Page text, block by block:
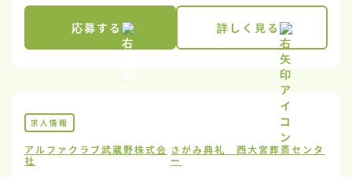
応募する 詳しく見る
求人情報
アルファクラブ武蔵野株式会
社
さがみ典礼 西大宮葬斎センタ
ー